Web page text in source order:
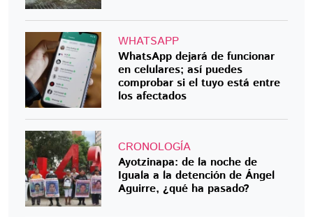
WHATSAPP
WhatsApp dejará de funcionar
en celulares; así puedes
comprobar si el tuyo está entre
los afectados
CRONOLOGÍA
Ayotzinapa: de la noche de
Iguala a la detención de Ángel
Aguirre, ¿qué ha pasado?